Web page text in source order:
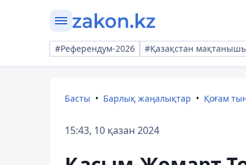
#Референдум-2026 #Қазақстан
Басты Барлық жаңалықтар Қоғам
15:43, 10 қазан 2024